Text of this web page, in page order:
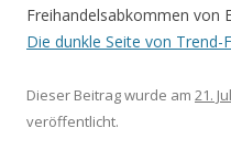
Freihandelsabkommen von
Die dunkle Seite von Trend-
Dieser Beitrag wurde am 21.
veröffentlicht.